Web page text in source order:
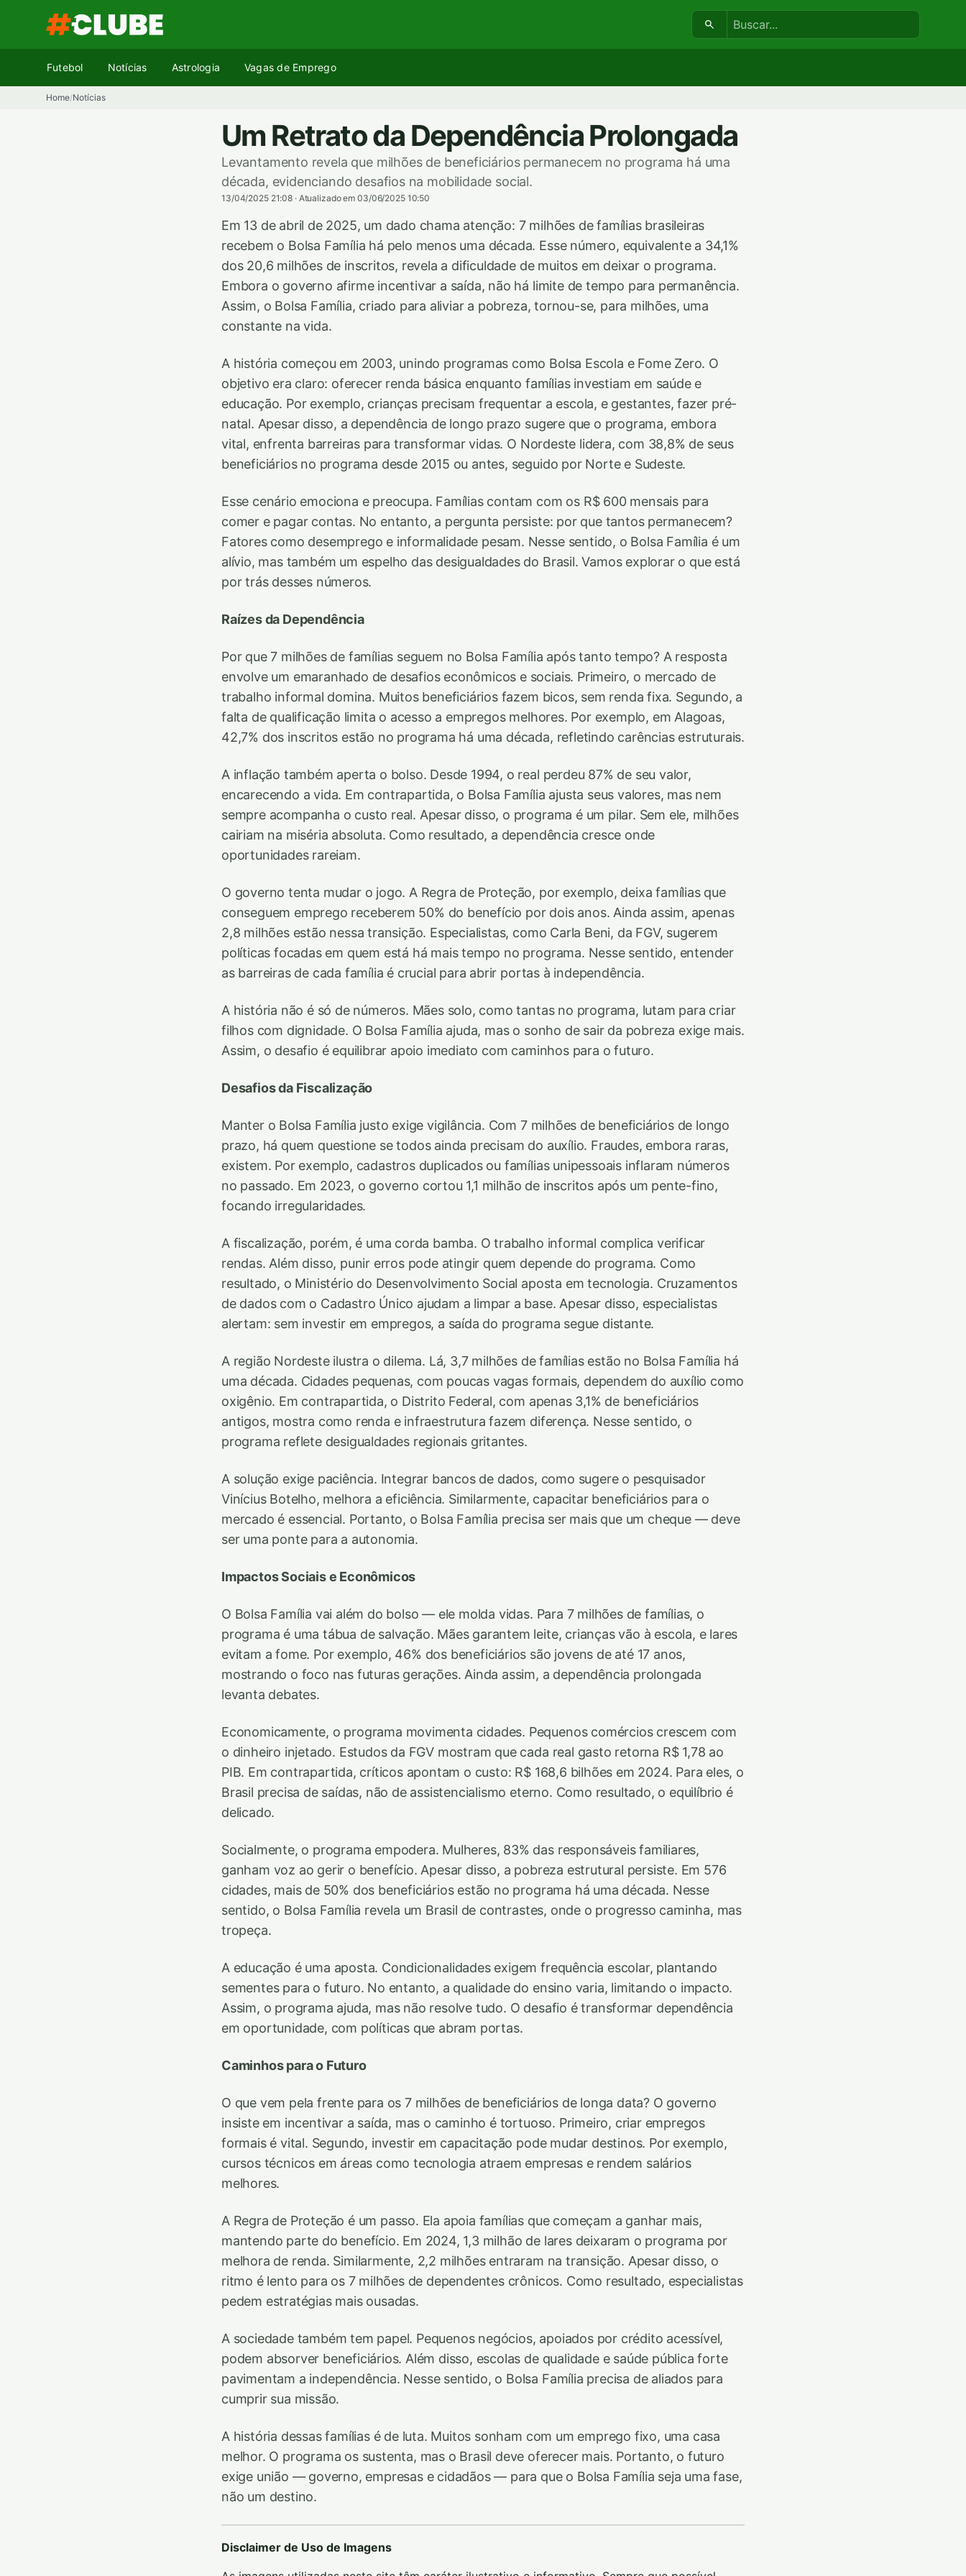
conteúdo
Buscar:
Futebol Notícias Astrologia Vagas de Emprego
Home/Notícias
Um Retrato da Dependência Prolongada
Levantamento revela que milhões de beneficiários permanecem no programa há uma
década, evidenciando desafios na mobilidade social.
13/04/2025 21:08 · Atualizado em 03/06/2025 10:50
Em 13 de abril de 2025, um dado chama atenção: 7 milhões de famílias brasileiras
recebem o Bolsa Família há pelo menos uma década. Esse número, equivalente a 34,1%
dos 20,6 milhões de inscritos, revela a dificuldade de muitos em deixar o programa.
Embora o governo afirme incentivar a saída, não há limite de tempo para permanência.
Assim, o Bolsa Família, criado para aliviar a pobreza, tornou-se, para milhões, uma
constante na vida.
A história começou em 2003, unindo programas como Bolsa Escola e Fome Zero. O
objetivo era claro: oferecer renda básica enquanto famílias investiam em saúde e
educação. Por exemplo, crianças precisam frequentar a escola, e gestantes, fazer pré-
natal. Apesar disso, a dependência de longo prazo sugere que o programa, embora
vital, enfrenta barreiras para transformar vidas. O Nordeste lidera, com 38,8% de seus
beneficiários no programa desde 2015 ou antes, seguido por Norte e Sudeste.
Esse cenário emociona e preocupa. Famílias contam com os R$ 600 mensais para
comer e pagar contas. No entanto, a pergunta persiste: por que tantos permanecem?
Fatores como desemprego e informalidade pesam. Nesse sentido, o Bolsa Família é um
alívio, mas também um espelho das desigualdades do Brasil. Vamos explorar o que está
por trás desses números.
Raízes da Dependência
Por que 7 milhões de famílias seguem no Bolsa Família após tanto tempo? A resposta
envolve um emaranhado de desafios econômicos e sociais. Primeiro, o mercado de
trabalho informal domina. Muitos beneficiários fazem bicos, sem renda fixa. Segundo, a
falta de qualificação limita o acesso a empregos melhores. Por exemplo, em Alagoas,
42,7% dos inscritos estão no programa há uma década, refletindo carências estruturais.
A inflação também aperta o bolso. Desde 1994, o real perdeu 87% de seu valor,
encarecendo a vida. Em contrapartida, o Bolsa Família ajusta seus valores, mas nem
sempre acompanha o custo real. Apesar disso, o programa é um pilar. Sem ele, milhões
cairiam na miséria absoluta. Como resultado, a dependência cresce onde
oportunidades rareiam.
O governo tenta mudar o jogo. A Regra de Proteção, por exemplo, deixa famílias que
conseguem emprego receberem 50% do benefício por dois anos. Ainda assim, apenas
2,8 milhões estão nessa transição. Especialistas, como Carla Beni, da FGV, sugerem
políticas focadas em quem está há mais tempo no programa. Nesse sentido, entender
as barreiras de cada família é crucial para abrir portas à independência.
A história não é só de números. Mães solo, como tantas no programa, lutam para criar
filhos com dignidade. O Bolsa Família ajuda, mas o sonho de sair da pobreza exige mais.
Assim, o desafio é equilibrar apoio imediato com caminhos para o futuro.
Desafios da Fiscalização
Manter o Bolsa Família justo exige vigilância. Com 7 milhões de beneficiários de longo
prazo, há quem questione se todos ainda precisam do auxílio. Fraudes, embora raras,
existem. Por exemplo, cadastros duplicados ou famílias unipessoais inflaram números
no passado. Em 2023, o governo cortou 1,1 milhão de inscritos após um pente-fino,
focando irregularidades.
A fiscalização, porém, é uma corda bamba. O trabalho informal complica verificar
rendas. Além disso, punir erros pode atingir quem depende do programa. Como
resultado, o Ministério do Desenvolvimento Social aposta em tecnologia. Cruzamentos
de dados com o Cadastro Único ajudam a limpar a base. Apesar disso, especialistas
alertam: sem investir em empregos, a saída do programa segue distante.
A região Nordeste ilustra o dilema. Lá, 3,7 milhões de famílias estão no Bolsa Família há
uma década. Cidades pequenas, com poucas vagas formais, dependem do auxílio como
oxigênio. Em contrapartida, o Distrito Federal, com apenas 3,1% de beneficiários
antigos, mostra como renda e infraestrutura fazem diferença. Nesse sentido, o
programa reflete desigualdades regionais gritantes.
A solução exige paciência. Integrar bancos de dados, como sugere o pesquisador
Vinícius Botelho, melhora a eficiência. Similarmente, capacitar beneficiários para o
mercado é essencial. Portanto, o Bolsa Família precisa ser mais que um cheque — deve
ser uma ponte para a autonomia.
Impactos Sociais e Econômicos
O Bolsa Família vai além do bolso — ele molda vidas. Para 7 milhões de famílias, o
programa é uma tábua de salvação. Mães garantem leite, crianças vão à escola, e lares
evitam a fome. Por exemplo, 46% dos beneficiários são jovens de até 17 anos,
mostrando o foco nas futuras gerações. Ainda assim, a dependência prolongada
levanta debates.
Economicamente, o programa movimenta cidades. Pequenos comércios crescem com
o dinheiro injetado. Estudos da FGV mostram que cada real gasto retorna R$ 1,78 ao
PIB. Em contrapartida, críticos apontam o custo: R$ 168,6 bilhões em 2024. Para eles, o
Brasil precisa de saídas, não de assistencialismo eterno. Como resultado, o equilíbrio é
delicado.
Socialmente, o programa empodera. Mulheres, 83% das responsáveis familiares,
ganham voz ao gerir o benefício. Apesar disso, a pobreza estrutural persiste. Em 576
cidades, mais de 50% dos beneficiários estão no programa há uma década. Nesse
sentido, o Bolsa Família revela um Brasil de contrastes, onde o progresso caminha, mas
tropeça.
A educação é uma aposta. Condicionalidades exigem frequência escolar, plantando
sementes para o futuro. No entanto, a qualidade do ensino varia, limitando o impacto.
Assim, o programa ajuda, mas não resolve tudo. O desafio é transformar dependência
em oportunidade, com políticas que abram portas.
Caminhos para o Futuro
O que vem pela frente para os 7 milhões de beneficiários de longa data? O governo
insiste em incentivar a saída, mas o caminho é tortuoso. Primeiro, criar empregos
formais é vital. Segundo, investir em capacitação pode mudar destinos. Por exemplo,
cursos técnicos em áreas como tecnologia atraem empresas e rendem salários
melhores.
A Regra de Proteção é um passo. Ela apoia famílias que começam a ganhar mais,
mantendo parte do benefício. Em 2024, 1,3 milhão de lares deixaram o programa por
melhora de renda. Similarmente, 2,2 milhões entraram na transição. Apesar disso, o
ritmo é lento para os 7 milhões de dependentes crônicos. Como resultado, especialistas
pedem estratégias mais ousadas.
A sociedade também tem papel. Pequenos negócios, apoiados por crédito acessível,
podem absorver beneficiários. Além disso, escolas de qualidade e saúde pública forte
pavimentam a independência. Nesse sentido, o Bolsa Família precisa de aliados para
cumprir sua missão.
A história dessas famílias é de luta. Muitos sonham com um emprego fixo, uma casa
melhor. O programa os sustenta, mas o Brasil deve oferecer mais. Portanto, o futuro
exige união — governo, empresas e cidadãos — para que o Bolsa Família seja uma fase,
não um destino.
Disclaimer de Uso de Imagens